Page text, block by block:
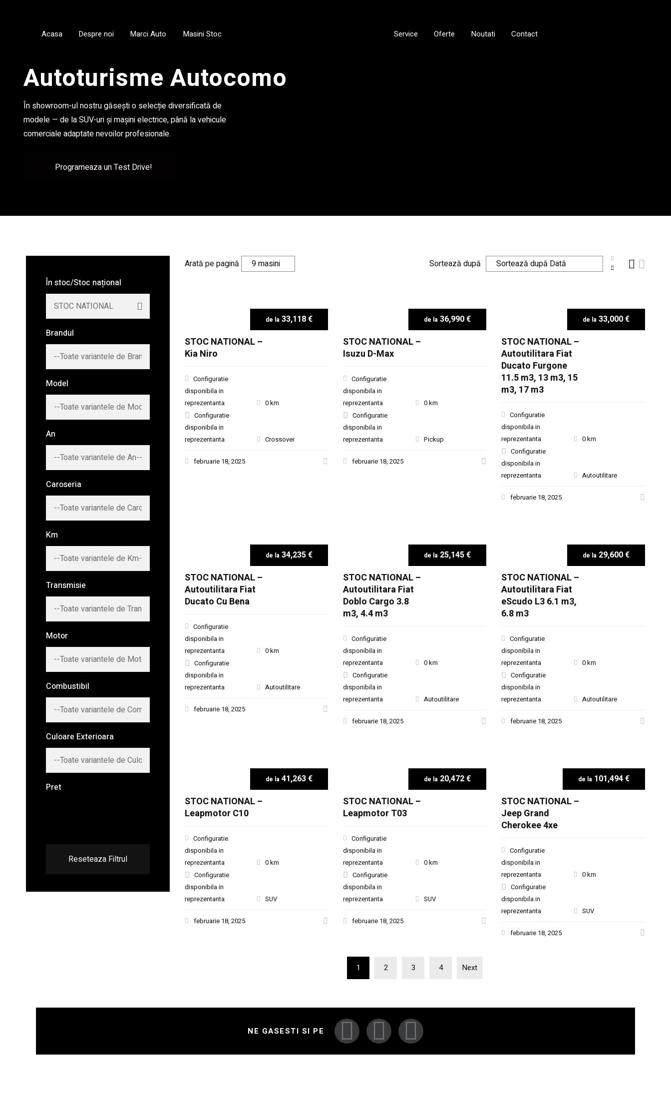
Acasa Despre noi Marci Auto Masini Stoc Service Oferte Noutati Contact
Autoturisme Autocomo
În showroom-ul nostru găsești o selecție diversificată de
modele — de la SUV-uri și mașini electrice, până la vehicule
comerciale adaptate nevoilor profesionale.
Programeaza un Test Drive!
În stoc/Stoc național
Brandul
Model
An
Caroseria
Km
Transmisie
Motor
Combustibil
Culoare Exterioara
Pret
Reseteaza Filtrul
Arată pe pagină Sortează după
33,118 €
STOC NATIONAL –
Kia Niro
Configuratie
disponibila in
reprezentanta
0 km
Configuratie
disponibila in
reprezentanta
Crossover
februarie 18, 2025
36,990 €
STOC NATIONAL –
Isuzu D-Max
Configuratie
disponibila in
reprezentanta
0 km
Configuratie
disponibila in
reprezentanta
Pickup
februarie 18, 2025
33,000 €
STOC NATIONAL –
Autoutilitara Fiat
Ducato Furgone
11.5 m3, 13 m3, 15
m3, 17 m3
Configuratie
disponibila in
reprezentanta
0 km
Configuratie
disponibila in
reprezentanta
Autoutilitare
februarie 18, 2025
34,235 €
STOC NATIONAL –
Autoutilitara Fiat
Ducato Cu Bena
Configuratie
disponibila in
reprezentanta
0 km
Configuratie
disponibila in
reprezentanta
Autoutilitare
februarie 18, 2025
25,145 €
STOC NATIONAL –
Autoutilitara Fiat
Doblo Cargo 3.8
m3, 4.4 m3
Configuratie
disponibila in
reprezentanta
0 km
Configuratie
disponibila in
reprezentanta
Autoutilitare
februarie 18, 2025
29,600 €
STOC NATIONAL –
Autoutilitara Fiat
eScudo L3 6.1 m3,
6.8 m3
Configuratie
disponibila in
reprezentanta
0 km
Configuratie
disponibila in
reprezentanta
Autoutilitare
februarie 18, 2025
41,263 €
STOC NATIONAL –
Leapmotor C10
Configuratie
disponibila in
reprezentanta
0 km
Configuratie
disponibila in
reprezentanta
SUV
februarie 18, 2025
20,472 €
STOC NATIONAL –
Leapmotor T03
Configuratie
disponibila in
reprezentanta
0 km
Configuratie
disponibila in
reprezentanta
SUV
februarie 18, 2025
101,494 €
STOC NATIONAL –
Jeep Grand
Cherokee 4xe
Configuratie
disponibila in
reprezentanta
0 km
Configuratie
disponibila in
reprezentanta
SUV
februarie 18, 2025
1 2 3 4 Next
NE GASESTI SI PE